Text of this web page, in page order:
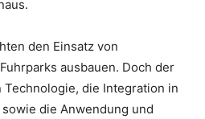
den Einsatz von
ausbauen. Doch der
die Integration in
die Anwendung und